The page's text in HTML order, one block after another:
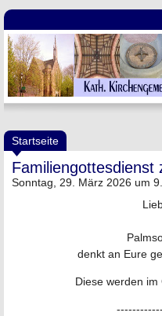
Startseite
Familiengottesdienst
Sonntag, 29. März 2026 um
denkt an Eure
Diese werden im